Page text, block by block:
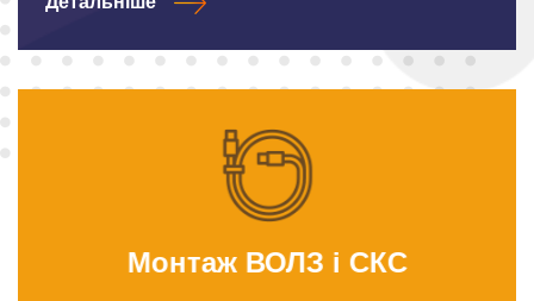
Монтаж ВОЛЗ і СКС